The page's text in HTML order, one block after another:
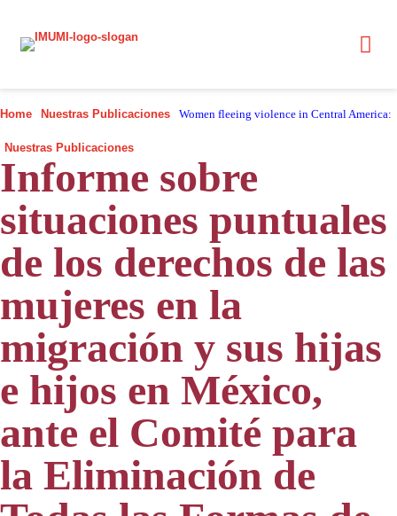
Home Nuestras Publicaciones Women fleeing violence in Central America:
Nuestras Publicaciones
Informe sobre
situaciones puntuales
de los derechos de las
mujeres en la
migración y sus hijas
e hijos en México,
ante el Comité para
la Eliminación de